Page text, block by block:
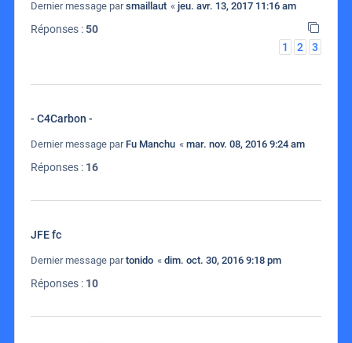
Dernier message parsmaillaut « jeu. avr. 13, 2017 11:16 am
Réponses :50
1
2 3
- C4Carbon -
Dernier message par Fu Manchu « mar. nov. 08, 2016 9:24 am
Réponses : 16
JFE fc
Dernier message partonido « dim. oct. 30, 2016 9:18 pm
Réponses : 10